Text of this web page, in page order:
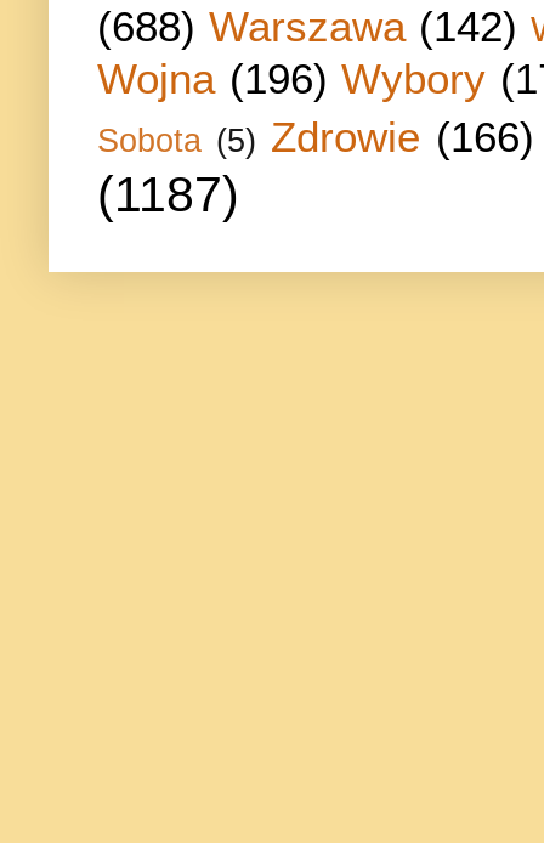
(688) Warszawa (142)
Wojna (196) Wybory
Sobota (5) Zdrowie (166)
(1187)